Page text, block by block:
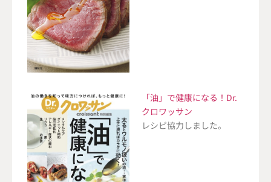
「油」で健康になる！Dr.
クロワッサン
レシピ協力しました。